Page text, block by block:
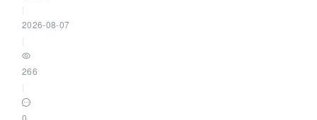
2026-08-07
266
0